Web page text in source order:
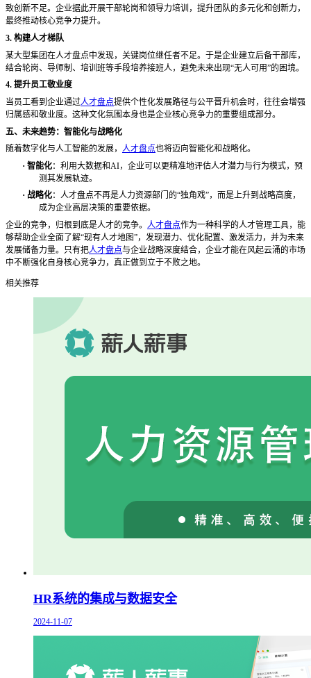
致创新不足。企业据此开展干部轮岗和领导力培训，提升团队的多元化和创新力，
最终推动核心竞争力提升。
3. 构建人才梯队
某大型集团在人才盘点中发现，关键岗位继任者不足。于是企业建立后备干部库，
结合轮岗、导师制、培训班等手段培养接班人，避免未来出现“无人可用”的困境。
4. 提升员工敬业度
当员工看到企业通过人才盘点提供个性化发展路径与公平晋升机会时，往往会增强
归属感和敬业度。这种文化氛围本身也是企业核心竞争力的重要组成部分。
五、未来趋势：智能化与战略化
随着数字化与人工智能的发展， 人才盘点也将迈向智能化和战略化。
· 智能化：利用大数据和AI，企业可以更精准地评估人才潜力与行为模式，预
测其发展轨迹。
· 战略化：人才盘点不再是人力资源部门的“独角戏”，而是上升到战略高度，
成为企业高层决策的重要依据。
企业的竞争，归根到底是人才的竞争。 人才盘点作为一种科学的人才管理工具，能
够帮助企业全面了解“现有人才地图”，发现潜力、优化配置、激发活力，并为未来
发展储备力量。只有把人才盘点与企业战略深度结合，企业才能在风起云涌的市场
中不断强化自身核心竞争力，真正做到立于不败之地。
相关推荐
HR系统的集成与数据安全
2024-11-07